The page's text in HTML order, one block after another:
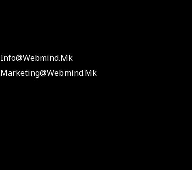
Info@webmind.mk
Marketing@webmind.mk